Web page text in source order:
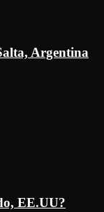
Argentina
EE.UU?